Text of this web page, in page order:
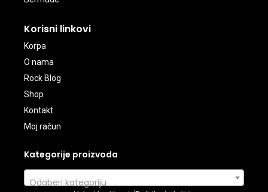
Korisni linkovi
Korpa
O nama
Rock Blog
Shop
Kontakt
Moj račun
Kategorije proizvoda
Odaberi kategoriju